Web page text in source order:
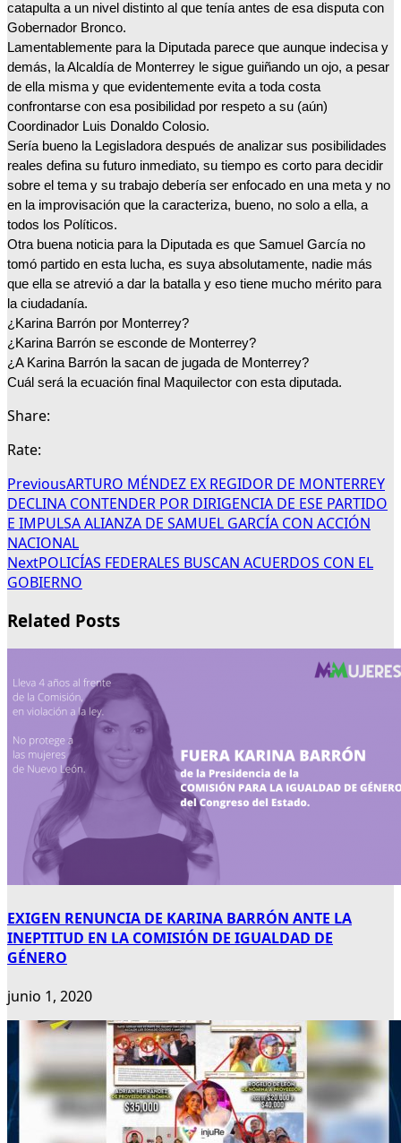
catapulta a un nivel distinto al que tenía antes de esa disputa con
Gobernador Bronco.
Lamentablemente para la Diputada parece que aunque indecisa y
demás, la Alcaldía de Monterrey le sigue guiñando un ojo, a pesar
de ella misma y que evidentemente evita a toda costa
confrontarse con esa posibilidad por respeto a su (aún)
Coordinador Luis Donaldo Colosio.
Sería bueno la Legisladora después de analizar sus posibilidades
reales defina su futuro inmediato, su tiempo es corto para decidir
sobre el tema y su trabajo debería ser enfocado en una meta y no
en la improvisación que la caracteriza, bueno, no solo a ella, a
todos los Políticos.
Otra buena noticia para la Diputada es que Samuel García no
tomó partido en esta lucha, es suya absolutamente, nadie más
que ella se atrevió a dar la batalla y eso tiene mucho mérito para
la ciudadanía.
¿Karina Barrón por Monterrey?
¿Karina Barrón se esconde de Monterrey?
¿A Karina Barrón la sacan de jugada de Monterrey?
Cuál será la ecuación final Maquilector con esta diputada.
Share:
Rate:
PreviousARTURO MÉNDEZ EX REGIDOR DE MONTERREY
DECLINA CONTENDER POR DIRIGENCIA DE ESE PARTIDO
E IMPULSA ALIANZA DE SAMUEL GARCÍA CON ACCIÓN
NACIONAL
NextPOLICÍAS FEDERALES BUSCAN ACUERDOS CON EL
GOBIERNO
Related Posts
EXIGEN RENUNCIA DE KARINA BARRÓN ANTE LA
INEPTITUD EN LA COMISIÓN DE IGUALDAD DE
GÉNERO
junio 1, 2020